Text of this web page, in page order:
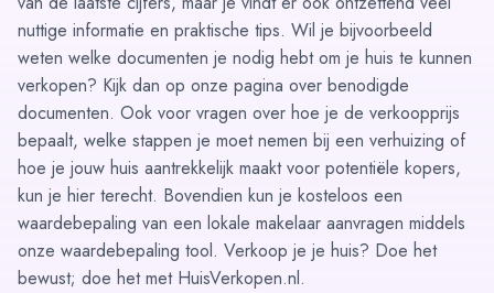
nuttige informatie en praktische tips. Wil je bijvoorbeeld
weten welke documenten je nodig hebt om je huis te kunnen
verkopen? Kijk dan op onze pagina over benodigde
documenten. Ook voor vragen over hoe je de verkoopprijs
bepaalt, welke stappen je moet nemen bij een verhuizing of
hoe je jouw huis aantrekkelijk maakt voor potentiële kopers,
kun je hier terecht. Bovendien kun je kosteloos een
waardebepaling van een lokale makelaar aanvragen middels
onze waardebepaling tool. Verkoop je je huis? Doe het
bewust; doe het met HuisVerkopen.nl.